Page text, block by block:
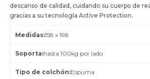
descanso de calidad, cuidando su cuerpo de
gracias a su tecnología Active Protection.
Medidas 158 x 198
Soporta hasta 100kg por lado
Tipo de colchón Espuma